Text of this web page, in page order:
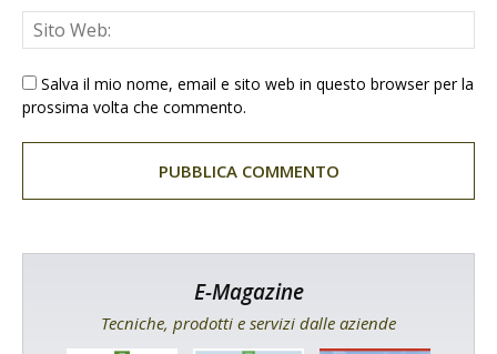
Salva il mio nome, email e sito web in questo browser per la
prossima volta che commento.
E-Magazine
Tecniche, prodotti e servizi dalle aziende